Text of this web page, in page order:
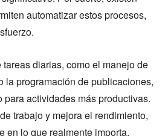
automatizar estos procesos,
diarias, como el manejo de
la programación de publicaciones,
para actividades más productivas.
trabajo y mejora el rendimiento,
en lo que realmente importa.